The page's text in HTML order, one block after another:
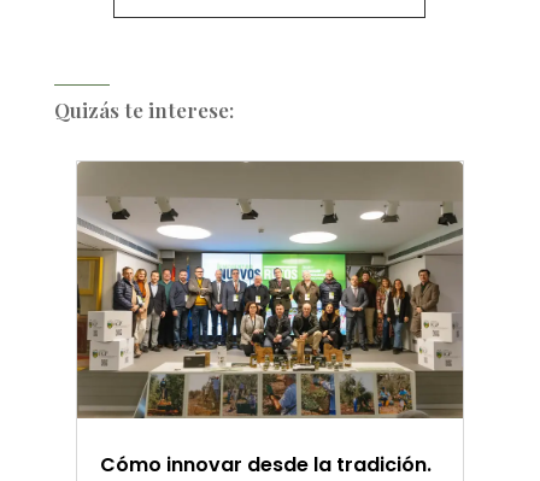
Quizás te interese:
Cómo innovar desde la tradición.